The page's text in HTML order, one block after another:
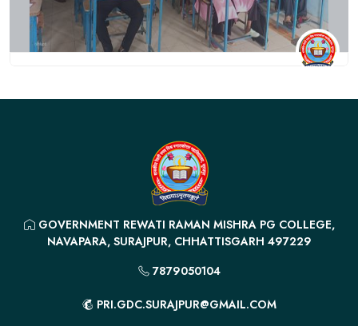
GOVERNMENT REWATI RAMAN MISHRA PG COLLEGE,
NAVAPARA, SURAJPUR, CHHATTISGARH 497229
7879050104
PRI.GDC.SURAJPUR@GMAIL.COM